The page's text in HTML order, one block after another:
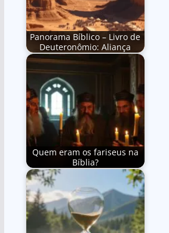
Panorama Bíblico – Livro de
Deuteronômio: Aliança
Quem eram os fariseus na
Bíblia?